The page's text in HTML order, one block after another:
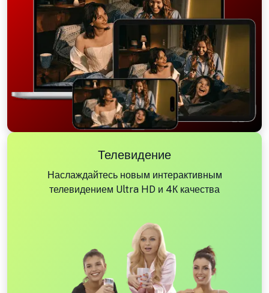
Телевидение
Наслаждайтесь новым интерактивным
телевидением Ultra HD и 4К качества